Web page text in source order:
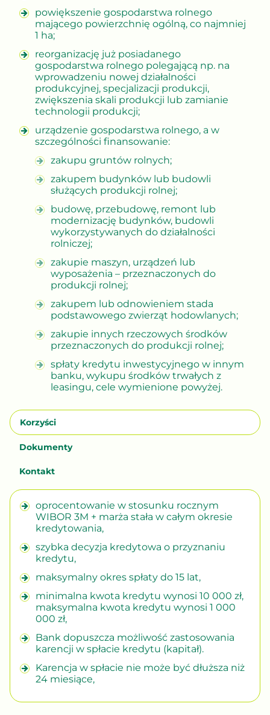
powiększenie gospodarstwa rolnego
mającego powierzchnię ogólną, co najmniej
1 ha;
reorganizację już posiadanego
gospodarstwa rolnego polegającą np. na
wprowadzeniu nowej działalności
produkcyjnej, specjalizacji produkcji,
zwiększenia skali produkcji lub zamianie
technologii produkcji;
urządzenie gospodarstwa rolnego, a w
szczególności finansowanie:
zakupu gruntów rolnych;
zakupem budynków lub budowli
służących produkcji rolnej;
budowę, przebudowę, remont lub
modernizację budynków, budowli
wykorzystywanych do działalności
rolniczej;
zakupie maszyn, urządzeń lub
wyposażenia – przeznaczonych do
produkcji rolnej;
zakupem lub odnowieniem stada
podstawowego zwierząt hodowlanych;
zakupie innych rzeczowych środków
przeznaczonych do produkcji rolnej;
spłaty kredytu inwestycyjnego w innym
banku, wykupu środków trwałych z
leasingu, cele wymienione powyżej.
Korzyści
Dokumenty
Kontakt
oprocentowanie w stosunku rocznym
WIBOR 3M + marża stała w całym okresie
kredytowania,
szybka decyzja kredytowa o przyznaniu
kredytu,
maksymalny okres spłaty do 15 lat,
minimalna kwota kredytu wynosi 10 000 zł,
maksymalna kwota kredytu wynosi 1 000
000 zł,
Bank dopuszcza możliwość zastosowania
karencji w spłacie kredytu (kapitał).
Karencja w spłacie nie może być dłuższa niż
24 miesiące,